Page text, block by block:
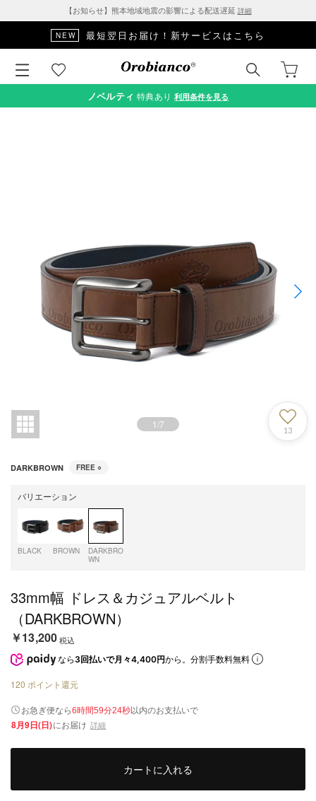
【お知らせ】熊本地域地震の影響による配送遅延 詳細
NEW 最短翌日お届け！新サービスはこちら
ノベルティ特典あり 利用条件を見る
1/7
13
DARKBROWN FREE ○
バリエーション
BLACK BROWN
DARKBRO
WN
33mm幅 ドレス＆カジュアルベルト
（DARKBROWN）
￥13,200税込
なら 3回払いで月々4,400円から。分割手数料無料
120 ポイント還元
お急ぎ便なら6時間59分24秒以内のお支払いで
8月9日(日)にお届け 詳細
カートに入れる